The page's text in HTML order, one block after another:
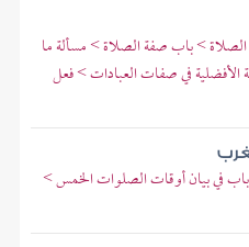
الصلاة > باب صفة الصلاة > مسألة ما
الأفضلية في صفات العبادات > فعل
في بيان أوقات الصلوات الخمس >